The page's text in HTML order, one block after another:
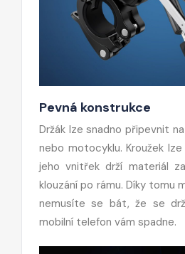
Pevná konstrukce
Držák lze snadno připevnit
nebo motocyklu. Kroužek
jeho vnitřek drží materiál
klouzání po rámu. Díky tomu
nemusíte se bát, že se
mobilní telefon vám spadne.